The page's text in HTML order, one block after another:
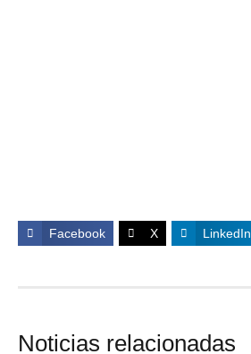
Facebook X LinkedIn
Noticias relacionadas